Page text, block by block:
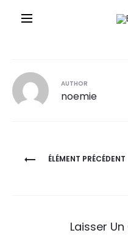
AUTHOR
noemie
Navigation
de
ÉLÉMENT PRÉCÉDENT
Laisser